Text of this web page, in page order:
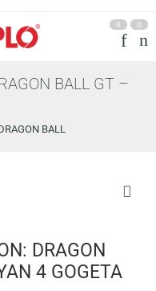
0 0
BALL GT –
BALL
DRAGON
4 GOGETA